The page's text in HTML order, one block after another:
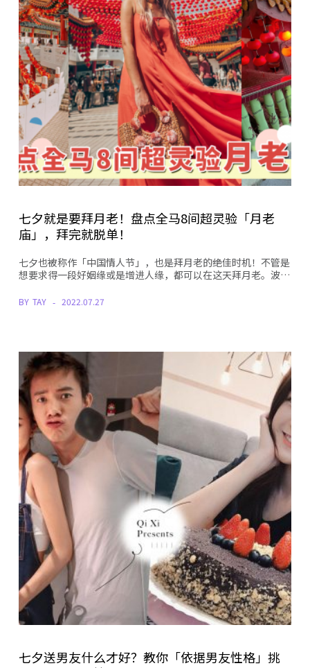
七夕就是要拜月老！盘点全马8间超灵验「月老
庙」，拜完就脱单！
七夕也被称作「中国情人节」，也是拜月老的绝佳时机！不管是
想要求得一段好姻缘或是增进人缘，都可以在这天拜月老。波…
BY TAY 2022.07.27
七夕送男友什么才好？教你「依据男友性格」挑